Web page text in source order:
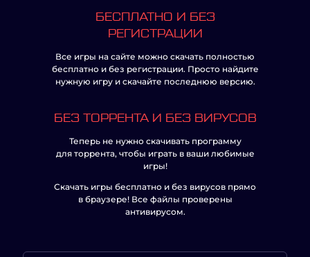
БЕСПЛАТНО И БЕЗ
РЕГИСТРАЦИИ
Все игры на сайте можно скачать полностью
бесплатно и без регистрации. Просто найдите
нужную игру и скачайте последнюю версию.
БЕЗ ТОРРЕНТА И БЕЗ ВИРУСОВ
Теперь не нужно скачивать программу
для торрента, чтобы играть в ваши любимые
игры!
Скачать игры бесплатно и без вирусов прямо
в браузере! Все файлы проверены
антивирусом.